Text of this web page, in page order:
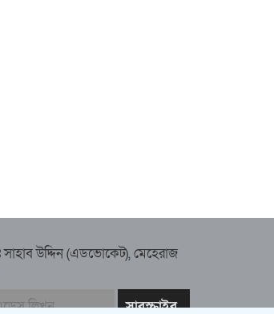
উদ্দিন (এডভোকেট), মেহেরাজ